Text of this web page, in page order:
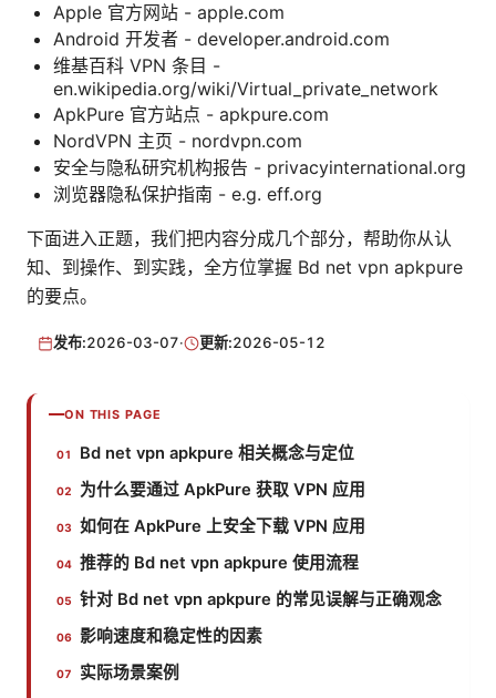
Apple 官方网站 - apple.com
Android 开发者 - developer.android.com
维基百科 VPN 条目 -
en.wikipedia.org/wiki/Virtual_private_network
ApkPure 官方站点 - apkpure.com
NordVPN 主页 - nordvpn.com
安全与隐私研究机构报告 - privacyinternational.org
浏览器隐私保护指南 - e.g. eff.org
下面进入正题，我们把内容分成几个部分，帮助你从认
知、到操作、到实践，全方位掌握 Bd net vpn apkpure
的要点。
发布:2026-03-07· 更新:2026-05-12
ON THIS PAGE
Bd net vpn apkpure 相关概念与定位
为什么要通过 ApkPure 获取 VPN 应用
如何在 ApkPure 上安全下载 VPN 应用
推荐的 Bd net vpn apkpure 使用流程
针对 Bd net vpn apkpure 的常见误解与正确观念
影响速度和稳定性的因素
实际场景案例